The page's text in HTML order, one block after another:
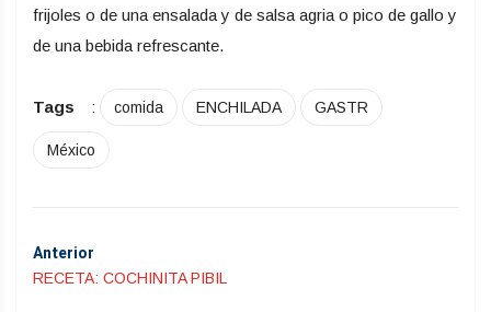
frijoles o de una ensalada y de salsa agria o pico de gallo y
de una bebida refrescante.
Tags : comida ENCHILADA GASTR
México
Anterior
RECETA: COCHINITA PIBIL